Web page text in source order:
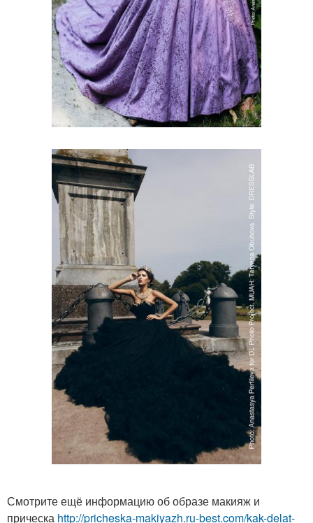
Смотрите ещё информацию об образе макияж и
прическа http://pricheska-makiyazh.ru-best.com/kak-delat-